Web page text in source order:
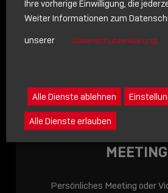
LINDY ACADEMY
JETZT ONLINE
VERFÜGBAR: DIE
LINDY ACADEMY –
WISSEN, DAS
Schreiben Sie lieber? Dann
MEETING
Persönliches Meeting oder
Ihre vorherige Einwilligung, die
Weiter Informationen zum
unserer
Datenschutzerklärung
Alle Dienste ablehnen
Alle Dienste erlauben